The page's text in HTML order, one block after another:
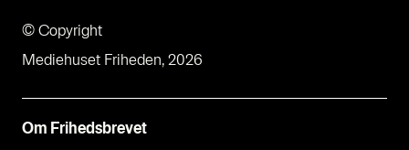
Om Fri­heds­bre­vet
Mediehuset Friheden, 2026
© Copyright